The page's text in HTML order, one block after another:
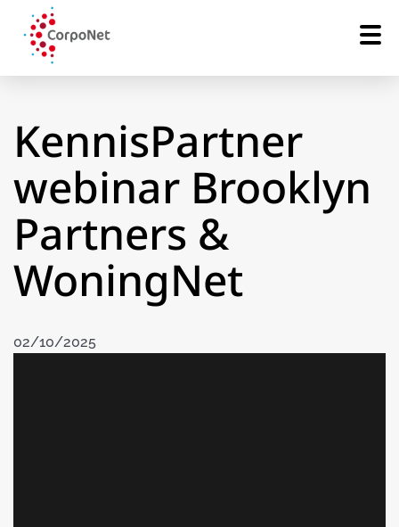
KennisPartner
webinar Brooklyn
Partners &
WoningNet
02/10/2025